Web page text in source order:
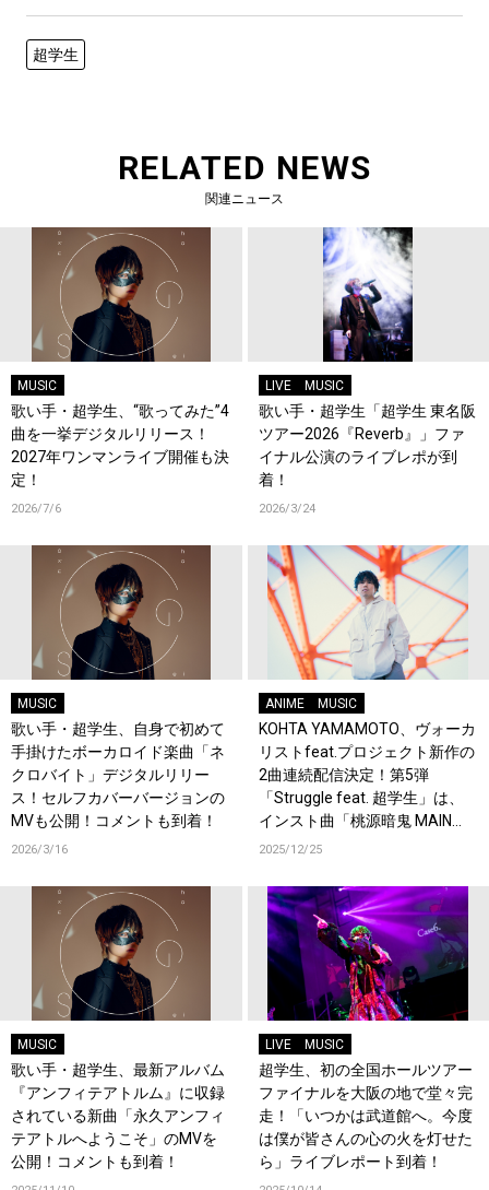
超学生
RELATED NEWS
関連ニュース
MUSIC
歌い手・超学生、“歌ってみた”4
曲を一挙デジタルリリース！
2027年ワンマンライブ開催も決
定！
2026/7/6
LIVE MUSIC
歌い手・超学生「超学生 東名阪
ツアー2026『Reverb』」ファ
イナル公演のライブレポが到
着！
2026/3/24
MUSIC
歌い手・超学生、自身で初めて
手掛けたボーカロイド楽曲「ネ
クロバイト」デジタルリリー
ス！セルフカバーバージョンの
MVも公開！コメントも到着！
2026/3/16
ANIME MUSIC
KOHTA YAMAMOTO、ヴォーカ
リストfeat.プロジェクト新作の
2曲連続配信決定！第5弾
「Struggle feat. 超学生」は、
インスト曲「桃源暗鬼 MAIN
THEME」にヴォーカルを加えリ
2025/12/25
MUSIC
歌い手・超学生、最新アルバム
『アンフィテアトルム』に収録
されている新曲「永久アンフィ
テアトルへようこそ」のMVを
公開！コメントも到着！
LIVE MUSIC
超学生、初の全国ホールツアー
ファイナルを大阪の地で堂々完
走！「いつかは武道館へ。今度
は僕が皆さんの心の火を灯せた
ら」ライブレポート到着！